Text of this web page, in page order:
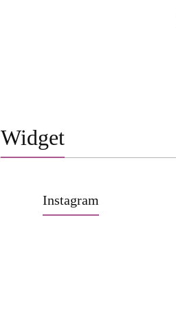
Widget
Instagram